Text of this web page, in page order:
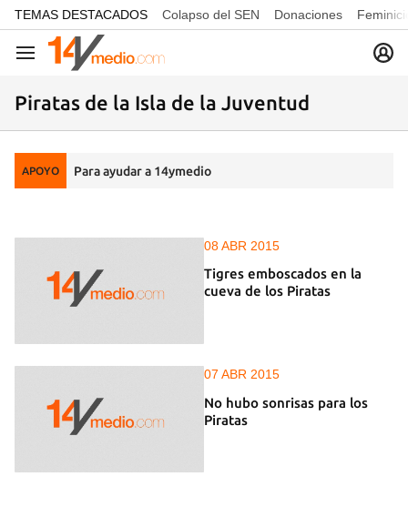
common.go-to-content
TEMAS DESTACADOS Colapso del SEN Donaciones
Navegación
Piratas de la Isla de la Juventud
APOYO Para ayudar a 14ymedio
08 ABR 2015
Tigres emboscados en la
cueva de los Piratas
07 ABR 2015
No hubo sonrisas para los
Piratas